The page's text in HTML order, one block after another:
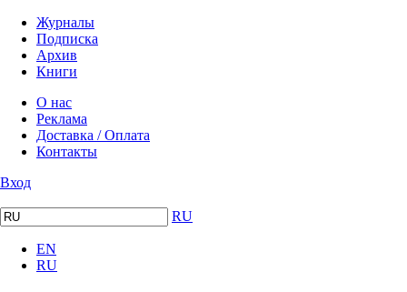
Журналы
Подписка
Архив
Книги
О нас
Реклама
Доставка / Оплата
Контакты
Вход
RU
EN
RU